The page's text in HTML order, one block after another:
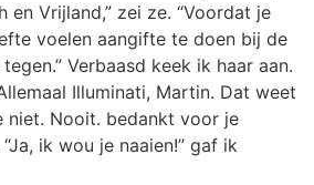
en Vrijland,” zei ze. “Voordat je
voelen aangifte te doen bij de
Verbaasd keek ik haar aan.
Illuminati, Martin. Dat weet
niet. Nooit. bedankt voor je
ik wou je naaien!” gaf ik